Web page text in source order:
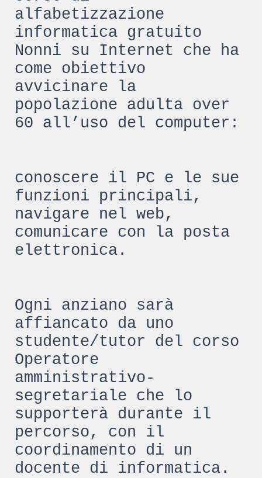
alfabetizzazione
informatica gratuito
Nonni su Internet che ha
come obiettivo
avvicinare la
popolazione adulta over
60 all’uso del computer:
conoscere il PC e le sue
funzioni principali,
navigare nel web,
comunicare con la posta
elettronica.
Ogni anziano sarà
affiancato da uno
studente/tutor del corso
Operatore
amministrativo-
segretariale che lo
supporterà durante il
percorso, con il
coordinamento di un
docente di informatica.